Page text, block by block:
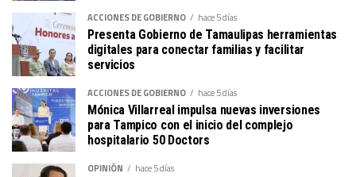
ACCIONES DE GOBIERNO hace 5 días
Presenta Gobierno de Tamaulipas herramientas
digitales para conectar familias y facilitar
servicios
ACCIONES DE GOBIERNO hace 5 días
Mónica Villarreal impulsa nuevas inversiones
para Tampico con el inicio del complejo
hospitalario 50 Doctors
OPINIÓN hace 5 días